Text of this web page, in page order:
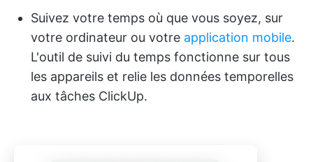
Suivez votre temps où que vous soyez, sur
votre ordinateur ou votre application mobile.
L'outil de suivi du temps fonctionne sur tous
les appareils et relie les données temporelles
aux tâches ClickUp.